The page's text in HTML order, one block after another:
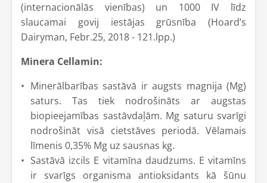
(internacionālās vienības) un 1000 IV līdz
slaucamai govij iestājas grūsnība (Hoard’s
Dairyman, Febr.25, 2018 - 121.lpp.)
Minera Cellamin:
Minerālbarības sastāvā ir augsts magnija (Mg)
saturs. Tas tiek nodrošināts ar augstas
biopieejamības sastāvdaļām. Mg saturu svarīgi
nodrošināt visā cietstāves periodā. Vēlamais
līmenis 0,35% Mg uz sausnas kg.
Sastāvā izcils E vitamīna daudzums. E vitamīns
ir svarīgs organisma antioksidants kā šūnu